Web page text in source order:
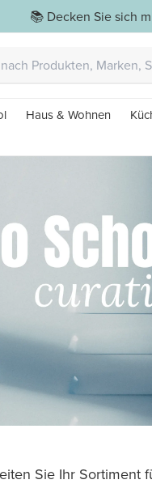
📚 Decken Sie sich
Haus & Wohnen
Sie Ihr Sortiment